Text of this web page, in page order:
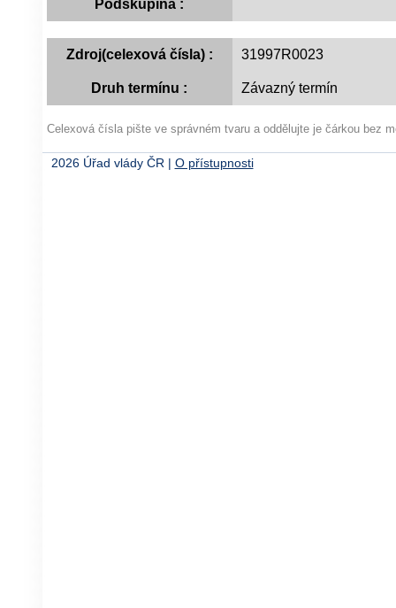
Podskupina :
Zdroj(celexová čísla) : 31997R0023
Druh termínu : Závazný termín
Celexová čísla pište ve správném tvaru a oddělujte je čárkou bez
2026 Úřad vlády ČR | O přístupnosti